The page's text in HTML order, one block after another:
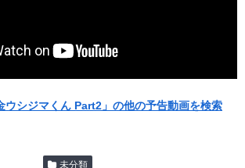
シジマくん Part2」の他の予告動画を検索
未分類